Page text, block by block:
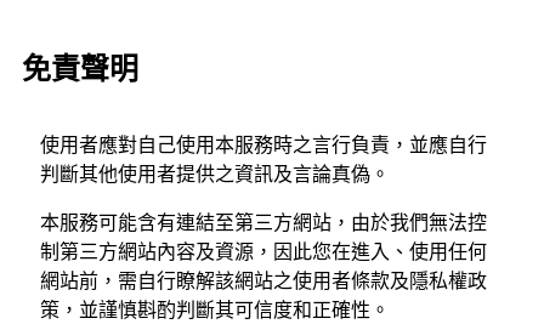
免責聲明
使用者應對自己使用本服務時之言行負責，並應自行
判斷其他使用者提供之資訊及言論真偽。
本服務可能含有連結至第三方網站，由於我們無法控
制第三方網站內容及資源，因此您在進入、使用任何
網站前，需自行瞭解該網站之使用者條款及隱私權政
策，並謹慎斟酌判斷其可信度和正確性。